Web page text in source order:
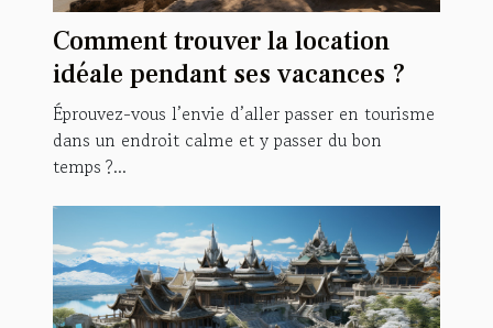
Comment trouver la location
idéale pendant ses vacances ?
Éprouvez-vous l’envie d’aller passer en tourisme
dans un endroit calme et y passer du bon
temps ?...